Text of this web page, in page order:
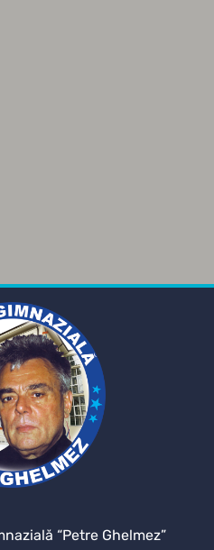
“Petre Ghelmez”